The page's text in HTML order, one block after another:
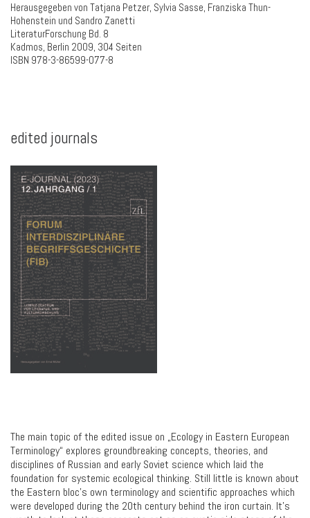
Herausgegeben von Tatjana Petzer, Sylvia Sasse, Franziska Thun-
Hohenstein und Sandro Zanetti
LiteraturForschung Bd. 8
Kadmos, Berlin 2009, 304 Seiten
ISBN 978-3-86599-077-8
edited journals
The main topic of the edited issue on „Ecology in Eastern European
Terminology“ explores groundbreaking concepts, theories, and
disciplines of Russian and early Soviet science which laid the
foundation for systemic ecological thinking. Still little is known about
the Eastern bloc’s own terminology and scientific approaches which
were developed during the 20th century behind the iron curtain. It’s